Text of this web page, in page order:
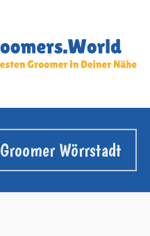
Groomer Wörrstadt